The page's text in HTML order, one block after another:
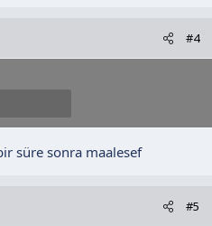
#4
süre sonra maalesef
#5